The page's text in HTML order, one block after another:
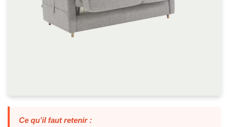
Ce qu’il faut retenir :